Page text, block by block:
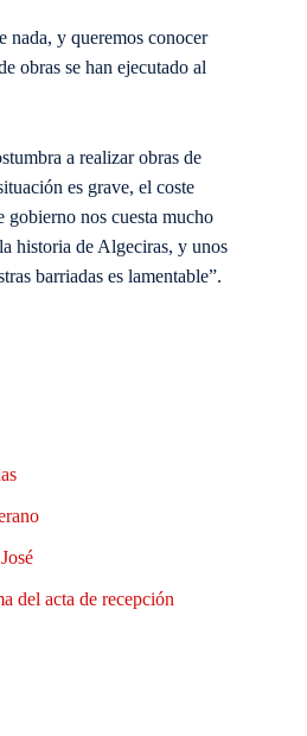
nada, y queremos conocer
obras se han ejecutado al
a realizar obras de
es grave, el coste
gobierno nos cuesta mucho
historia de Algeciras, y unos
barriadas es lamentable”.
del acta de recepción